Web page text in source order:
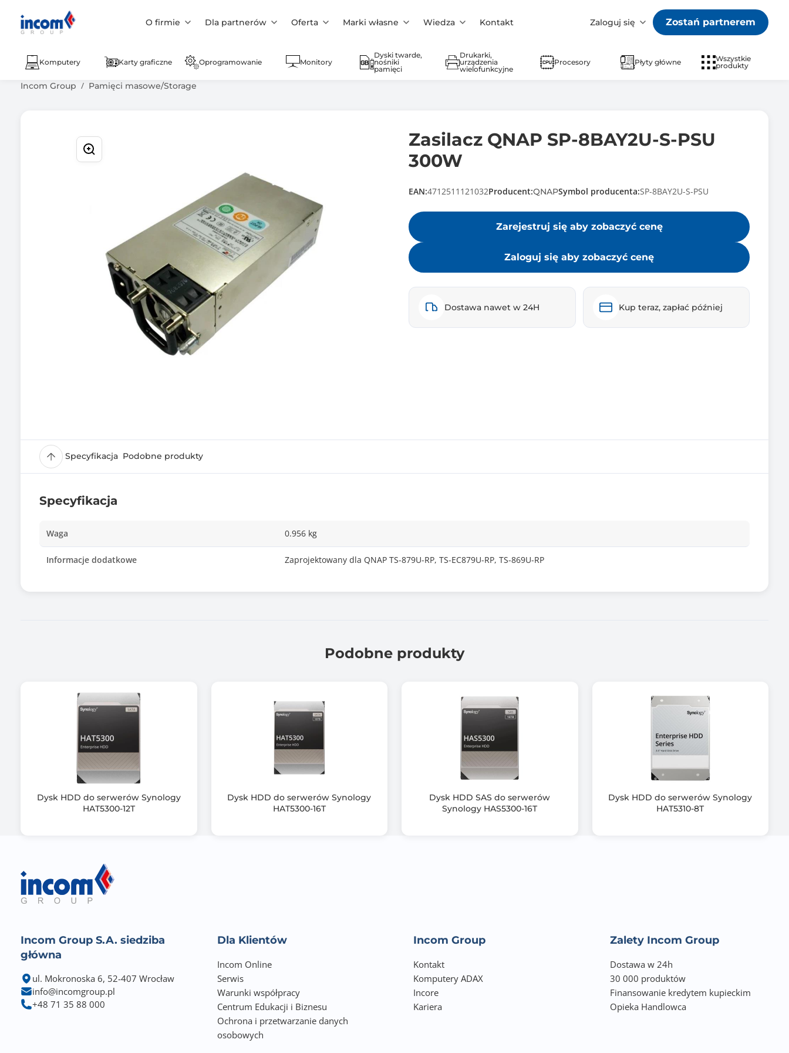
O firmie Dla partnerów Oferta Marki własne Wiedza Kontakt Zaloguj się Zostań partnerem
Komputery Karty graficzne Oprogramowanie Monitory
Dyski twarde,
nośniki
pamięci
Drukarki,
urządzenia
wielofunkcyjne
Procesory Płyty główne
Wszystkie
produkty
Incom Group Pamięci masowe/Storage
Zasilacz QNAP SP-8BAY2U-S-PSU
300W
EAN:4712511121032Producent:QNAPSymbol producenta:SP-8BAY2U-S-PSU
Zarejestruj się aby zobaczyć cenę
Zaloguj się aby zobaczyć cenę
Dostawa nawet w 24H Kup teraz, zapłać później
Specyfikacja Podobne produkty
Specyfikacja
Waga 0.956 kg
Informacje dodatkowe Zaprojektowany dla QNAP TS-879U-RP, TS-EC879U-RP, TS-869U-RP
Podobne produkty
Dysk HDD do serwerów Synology
HAT5300-12T
Dysk HDD do serwerów Synology
HAT5300-16T
Dysk HDD SAS do serwerów
Synology HAS5300-16T
Dysk HDD do serwerów Synology
HAT5310-8T
Incom Group S.A. siedziba
główna
ul. Mokronoska 6, 52-407 Wrocław
info@incomgroup.pl
+48 71 35 88 000
Dla Klientów
Incom Online
Serwis
Warunki współpracy
Centrum Edukacji i Biznesu
Ochrona i przetwarzanie danych
osobowych
Incom Group
Kontakt
Komputery ADAX
Incore
Kariera
Zalety Incom Group
Dostawa w 24h
30 000 produktów
Finansowanie kredytem kupieckim
Opieka Handlowca